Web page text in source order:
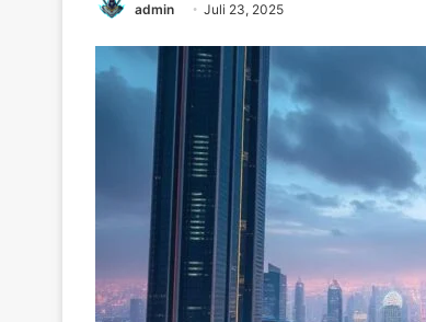
admin Juli 23, 2025